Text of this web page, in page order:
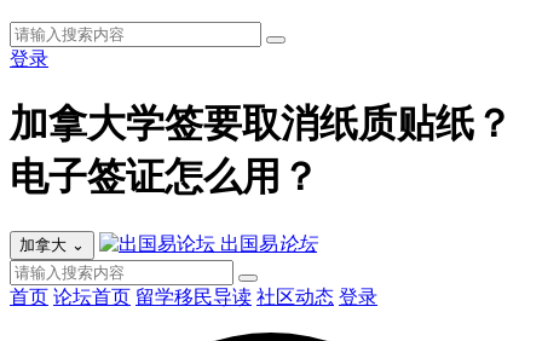
登录
加拿大学签要取消纸质贴纸？
电子签证怎么用？
加拿大 ⌄ 出国易论坛
首页 论坛首页 留学移民导读 社区动态 登录